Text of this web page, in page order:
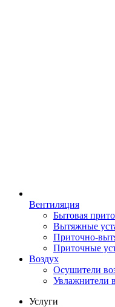
Вентиляция
Бытовая
Вытяжные
Приточно-
Приточные
Воздух
Осушители
Увлажнители
Услуги